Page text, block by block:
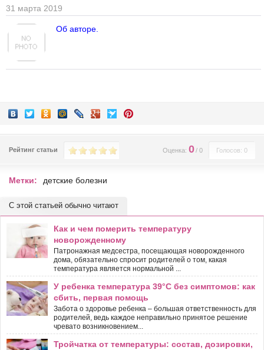
31 марта 2019
Об авторе.
Рейтинг статьи Голосов: 0
Оценка: 0/ 0
Метки: детские болезни
С этой статьей обычно читают
Как и чем померить температуру
новорожденному
Патронажная медсестра, посещающая новорожденного
дома, обязательно спросит родителей о том, какая
температура является нормальной ...
У ребенка температура 39°С без симптомов: как
сбить, первая помощь
Забота о здоровье ребенка – большая ответственность для
родителей, ведь каждое неправильно принятое решение
чревато возникновением...
Тройчатка от температуры: состав, дозировки,